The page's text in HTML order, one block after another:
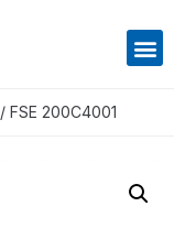
/ FSE 200C4001